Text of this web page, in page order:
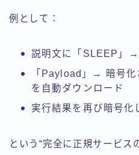
例として：
説明文に「SLEEP」→
「Payload」→ 暗号化
を自動ダウンロード
実行結果を再び暗号
という“完全に正規サービス